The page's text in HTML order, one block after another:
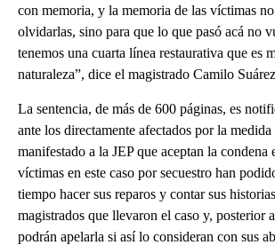
con memoria, y la memoria de las víctimas
olvidarlas, sino para que lo que pasó acá no
tenemos una cuarta línea restaurativa que es
naturaleza”, dice el magistrado Camilo
La sentencia, de más de 600 páginas, es
ante los directamente afectados por la
manifestado a la JEP que aceptan la condena
víctimas en este caso por secuestro han
tiempo hacer sus reparos y contar sus
magistrados que llevaron el caso y, posterior
podrán apelarla si así lo consideran con sus